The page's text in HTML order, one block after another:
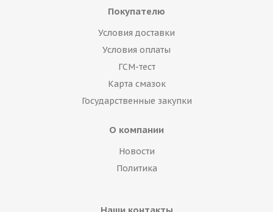
Покупателю
Условия доставки
Условия оплаты
ГСМ-тест
Карта смазок
Государственные закупки
О компании
Новости
Политика